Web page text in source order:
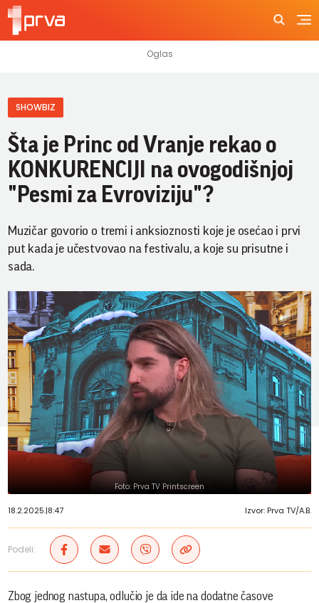
SHOWBIZ
Šta je Princ od Vranje rekao o
KONKURENCIJI na ovogodišnjoj
"Pesmi za Evroviziju"?
Muzičar govorio o tremi i anksioznosti koje je osećao i prvi
put kada je učestvovao na festivalu, a koje su prisutne i
sada.
Foto: Prva TV Printscreen
18.2.2025.|8:47 Izvor: Prva TV/A.B.
Podeli:
Zbog jednog nastupa, odlučio je da ide na dodatne časove